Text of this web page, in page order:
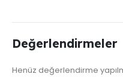
Değerlendirmeler
Henüz değerlendirme